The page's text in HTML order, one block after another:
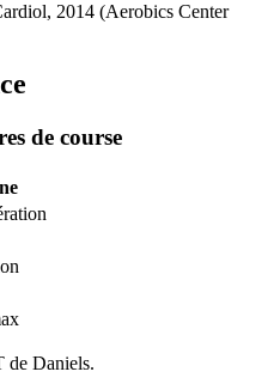
2014 (Aerobics Center
de course
de Daniels.